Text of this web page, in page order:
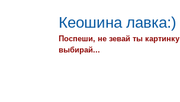
Кеошина лавка:)
Поспеши, не зевай ты картинку
выбирай...